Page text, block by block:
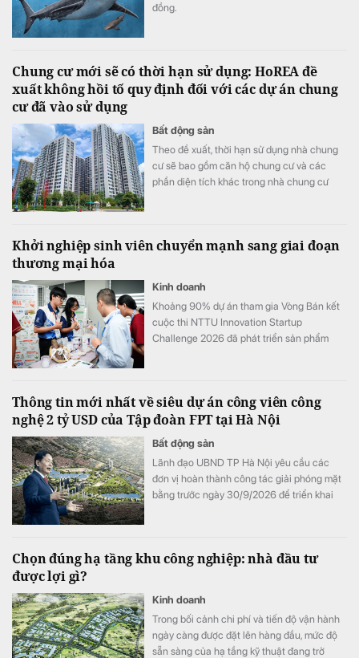
đồng.
Chung cư mới sẽ có thời hạn sử dụng: HoREA đề
xuất không hồi tố quy định đối với các dự án chung
cư đã vào sử dụng
Bất động sản
Theo đề xuất, thời hạn sử dụng nhà chung
cư sẽ bao gồm căn hộ chung cư và các
phần diện tích khác trong nhà chung cư
Khởi nghiệp sinh viên chuyển mạnh sang giai đoạn
thương mại hóa
Kinh doanh
Khoảng 90% dự án tham gia Vòng Bán kết
cuộc thi NTTU Innovation Startup
Challenge 2026 đã phát triển sản phẩm
Thông tin mới nhất về siêu dự án công viên công
nghệ 2 tỷ USD của Tập đoàn FPT tại Hà Nội
Bất động sản
Lãnh đạo UBND TP Hà Nội yêu cầu các
đơn vị hoàn thành công tác giải phóng mặt
bằng trước ngày 30/9/2026 để triển khai
Chọn đúng hạ tầng khu công nghiệp: nhà đầu tư
được lợi gì?
Kinh doanh
Trong bối cảnh chi phí và tiến độ vận hành
ngày càng được đặt lên hàng đầu, mức độ
sẵn sàng của hạ tầng kỹ thuật đang trở